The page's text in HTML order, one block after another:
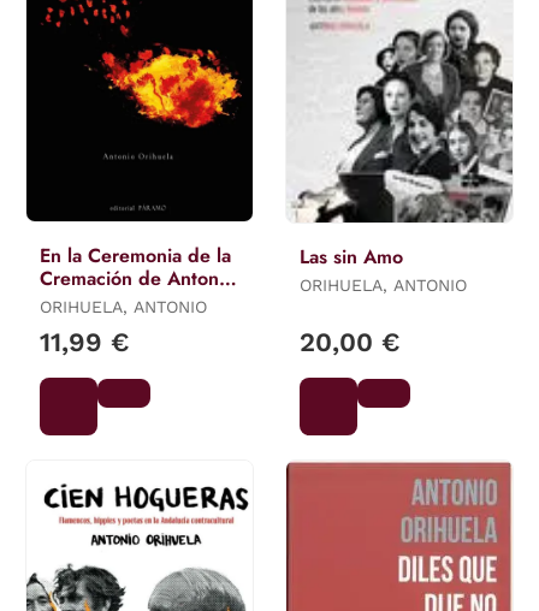
En la Ceremonia de la
Cremación de Antonio
Orihuela
ORIHUELA, ANTONIO
11,99 €
Las sin Amo
ORIHUELA, ANTONIO
20,00 €